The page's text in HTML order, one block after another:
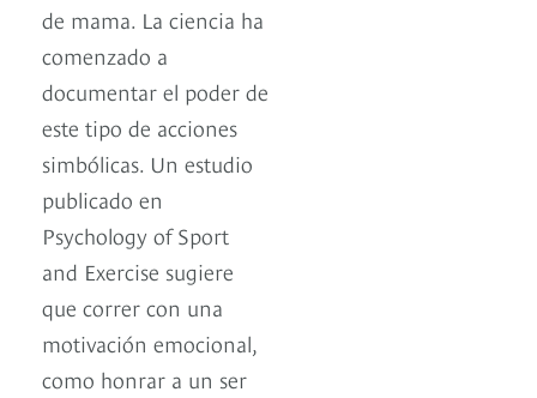
de mama. La ciencia ha
comenzado a
documentar el poder de
este tipo de acciones
simbólicas. Un estudio
publicado en
Psychology of Sport
and Exercise sugiere
que correr con una
motivación emocional,
como honrar a un ser